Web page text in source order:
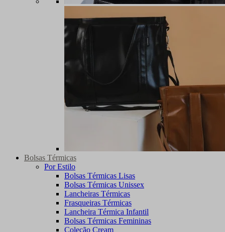
Bolsas Térmicas
Por Estilo
Bolsas Térmicas Lisas
Bolsas Térmicas Unissex
Lancheiras Térmicas
Frasqueiras Térmicas
Lancheira Térmica Infantil
Bolsas Térmicas Femininas
Coleção Cream